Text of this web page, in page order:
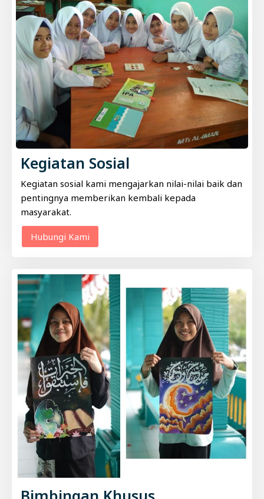
Kegiatan Sosial
Kegiatan sosial kami mengajarkan nilai-nilai baik dan
pentingnya memberikan kembali kepada
masyarakat.
Hubungi Kami